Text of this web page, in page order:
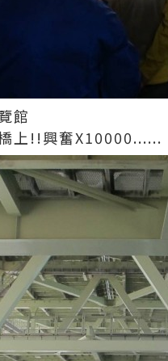
館
上!!興奮X10000......